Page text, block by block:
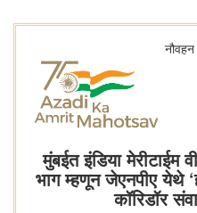
मुंबईत इंडिया मेरीटाईम
भाग म्हणून जेएनपीए येथे
कॉरिडॉर